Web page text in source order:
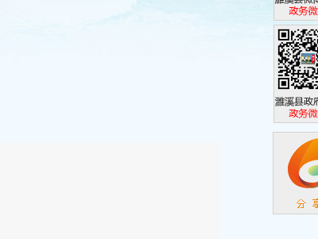
濉溪县政
政务微博
濉溪县政
政务微信